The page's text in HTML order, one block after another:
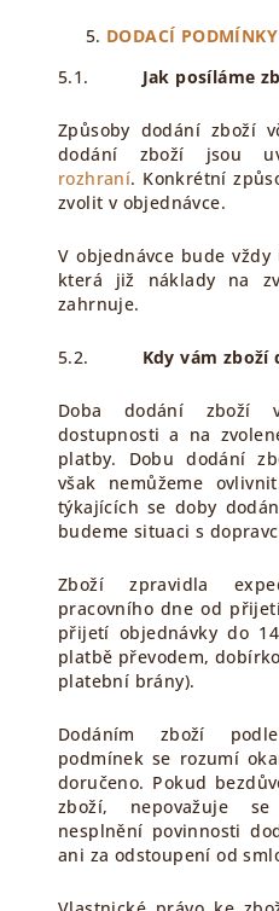
DODACÍ PODMÍNKY
5.1.
Jak posíláme
Způsoby dodání zboží
dodání zboží jsou
rozhraní. Konkrétní
zvolit v objednávce.
V objednávce bude vždy
která již náklady na
zahrnuje.
5.2. Kdy vám zboží
Doba dodání zboží
dostupnosti a na
platby. Dobu dodání
však nemůžeme
týkajících se doby
budeme situaci s
Zboží zpravidla
pracovního dne od
přijetí objednávky do
platbě převodem,
platební brány).
Dodáním zboží
podmínek se rozumí
doručeno. Pokud
zboží, nepovažuje
nesplnění povinnosti
ani za odstoupení od